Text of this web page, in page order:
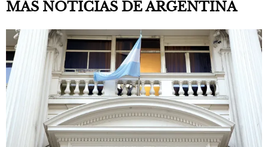
MÁS NOTICIAS DE ARGENTINA